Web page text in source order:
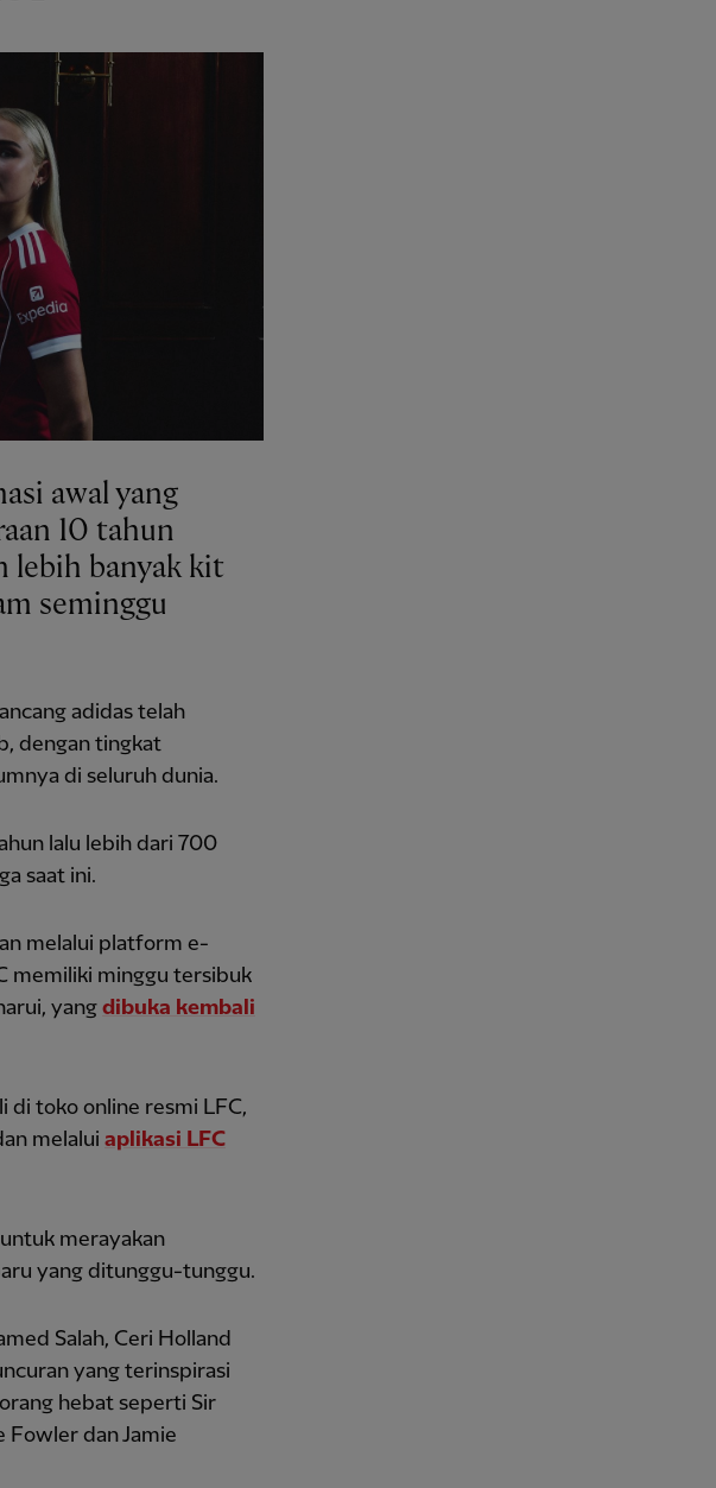
awal yang
10 tahun
lebih banyak kit
seminggu
adidas telah
dengan tingkat
di seluruh dunia.
lalu lebih dari 700
saat ini.
melalui platform e-
memiliki minggu tersibuk
yang dibuka kembali
di toko online resmi LFC,
melalui aplikasi LFC
merayakan
yang ditunggu-tunggu.
Salah, Ceri Holland
yang terinspirasi
hebat seperti Sir
Fowler dan Jamie